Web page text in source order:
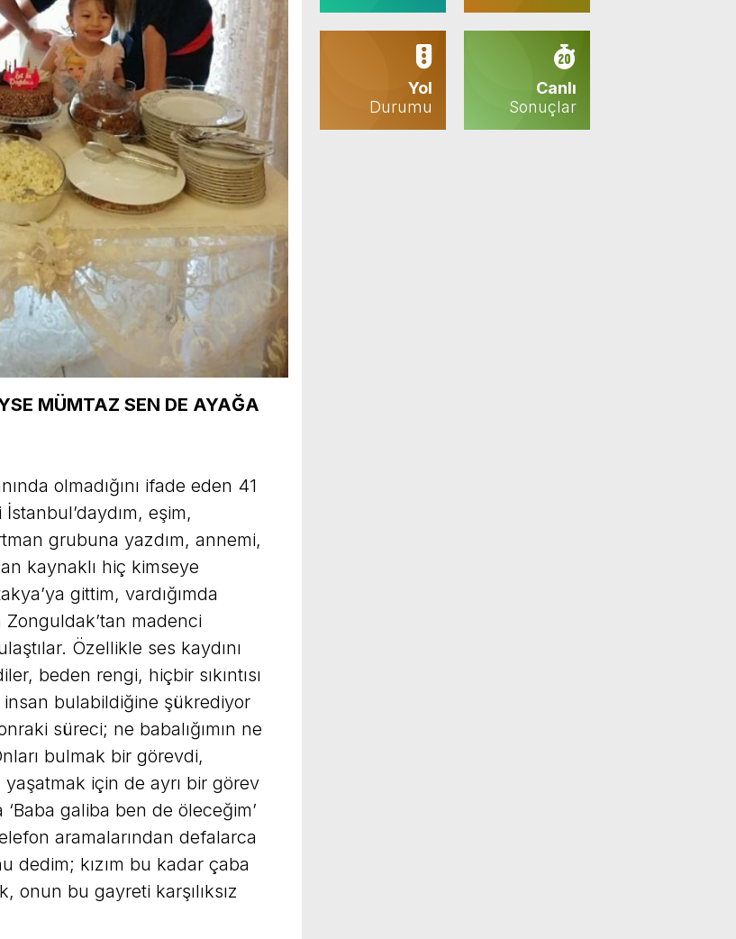
Yol
Durumu
Canlı
Sonuçlar
MÜMTAZ SEN DE AYAĞA
olmadığını ifade eden 41
eşim,
grubuna yazdım, annemi,
kaynaklı hiç kimseye
gittim, vardığımda
madenci
Özellikle ses kaydını
beden rengi, hiçbir sıkıntısı
insan bulabildiğine şükrediyor
süreci; ne babalığımın ne
bulmak bir görevdi,
için de ayrı bir görev
galiba ben de öleceğim’
aramalarından defalarca
dedim; kızım bu kadar çaba
onun bu gayreti karşılıksız